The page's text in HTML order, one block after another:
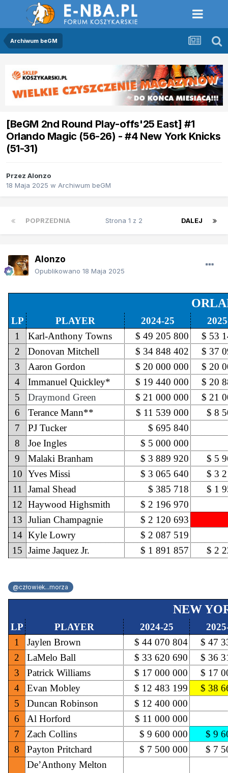
Archiwum beGM
[BeGM 2nd Round Play-offs'25 East] #1
Orlando Magic (56-26) - #4 New York Knicks
(51-31)
Przez Alonzo
18 Maja 2025 w Archiwum beGM
POPRZEDNIA DALEJ
Strona 1 z 2
Alonzo
Opublikowano 18 Maja 2025
LP PLAYER 2024-25
1
Karl-Anthony Towns $ 49 205 800
$ 53
2
Donovan Mitchell $ 34 848 402
$ 37
3
Aaron Gordon $ 20 000 000
$ 20
4
Immanuel Quickley* $ 19 440 000
$ 20
5
Draymond Green $ 21 000 000
$ 21
6
Terance Mann** $ 11 539 000
$ 8
7
PJ Tucker
$ 695 840
8
Joe Ingles
$ 5 000 000
9
Malaki Branham $ 3 889 920
$ 5
10 Yves Missi $ 3 065 640
$ 3
11
Jamal Shead $ 385 718
$ 1
12 Haywood Highsmith
$ 2 196 970
13 Julian Champagnie
$ 2 120 693
14 Kyle Lowry
$ 2 087 519
15 Jaime Jaquez Jr. $ 1 891 857 $ 2
@człowiek...morza
NEW
LP PLAYER 2024-25
1
Jaylen Brown $ 44 070 804
$ 47
2
LaMelo Ball $ 33 620 690
$ 36
3
Patrick Williams $ 17 000 000
$ 17
4
Evan Mobley $ 12 483 199
$ 38
5
Duncan Robinson
$ 12 400 000
6
Al Horford
$ 11 000 000
7
Zach Collins $ 9 600 000
$ 9
8
Payton Pritchard $ 7 500 000 $ 7
De’Anthony Melton